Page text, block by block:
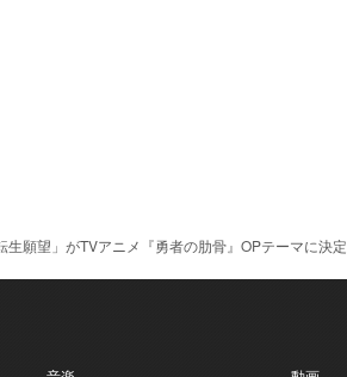
生願望」がTVアニメ『勇者の肋骨』OPテーマに決定